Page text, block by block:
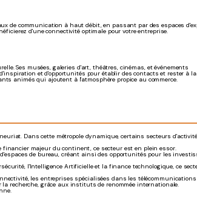
de communication à haut débit, en passant par des espaces
d'une connectivité optimale pour votre entreprise.
Ses musées, galeries d'art, théâtres, cinémas, et événements
et d'opportunités pour établir des contacts et rester à la
animés qui ajoutent à l'atmosphère propice au commerce.
Dans cette métropole dynamique, certains secteurs
majeur du continent, ce secteur est en plein essor.
de bureau, créant ainsi des opportunités pour les
l'Intelligence Artificielle et la finance technologique, ce
les entreprises spécialisées dans les
recherche, grâce aux instituts de renommée internationale.